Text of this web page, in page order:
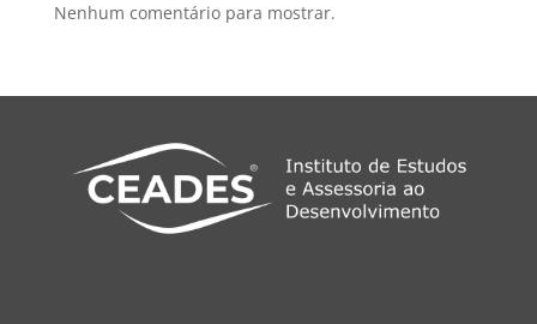
Nenhum comentário para mostrar.